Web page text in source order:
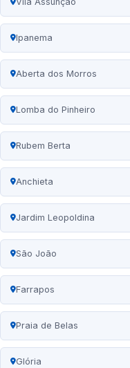
Ipanema
Aberta dos Morros
Lomba do Pinheiro
Rubem Berta
Anchieta
Jardim Leopoldina
São João
Farrapos
Praia de Belas
Glória